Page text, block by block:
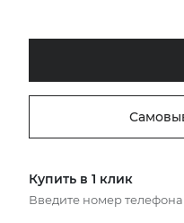
Купить в 1 клик
Введите номер телефона